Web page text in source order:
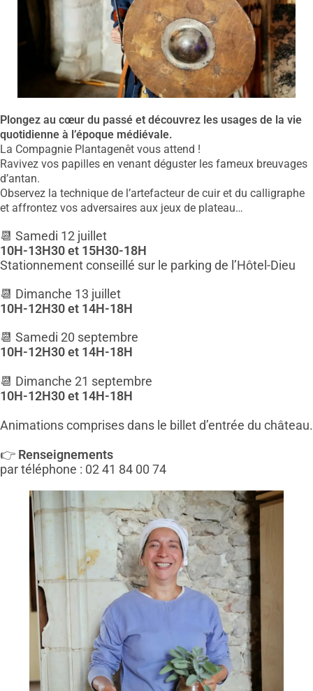
Plongez au cœur du passé et découvrez les usages de la vie
quotidienne à l’époque médiévale.
La Compagnie Plantagenêt vous attend !
Ravivez vos papilles en venant déguster les fameux breuvages
d’antan.
Observez la technique de l’artefacteur de cuir et du calligraphe
et affrontez vos adversaires aux jeux de plateau…
📆 Samedi 12 juillet
10H-13H30 et 15H30-18H
Stationnement conseillé sur le parking de l’Hôtel-Dieu
📆 Dimanche 13 juillet
10H-12H30 et 14H-18H
📆 Samedi 20 septembre
10H-12H30 et 14H-18H
📆 Dimanche 21 septembre
10H-12H30 et 14H-18H
Animations comprises dans le billet d’entrée du château.
👉 Renseignements
par téléphone : 02 41 84 00 74